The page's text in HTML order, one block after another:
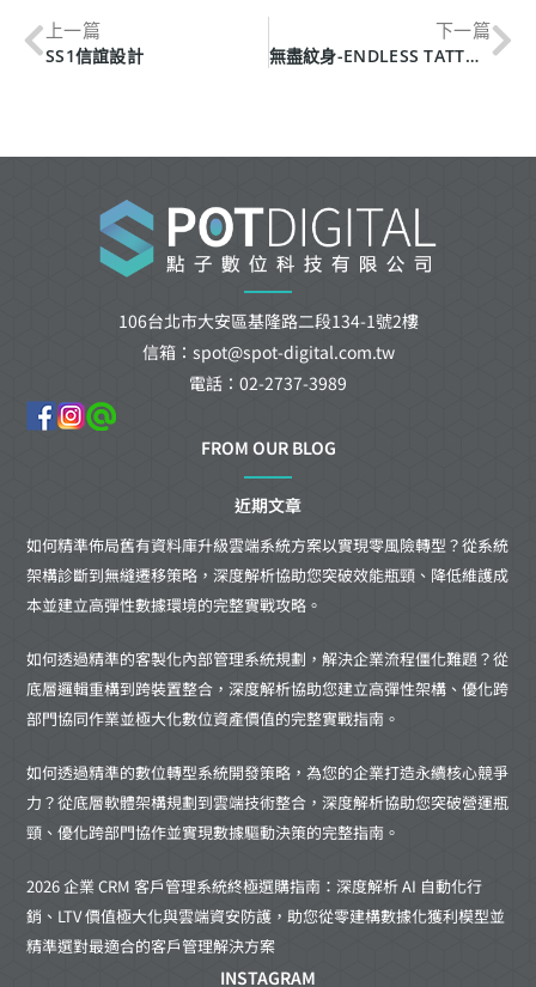
上一篇
SS1信誼設計
下一篇
無盡紋身-ENDLESS TATTOO
106台北市大安區基隆路二段134-1號2樓
信箱：spot@spot-digital.com.tw
電話：02-2737-3989
FROM OUR BLOG
近期文章
如何精準佈局舊有資料庫升級雲端系統方案以實現零風險轉型？從系統
架構診斷到無縫遷移策略，深度解析協助您突破效能瓶頸、降低維護成
本並建立高彈性數據環境的完整實戰攻略。
如何透過精準的客製化內部管理系統規劃，解決企業流程僵化難題？從
底層邏輯重構到跨裝置整合，深度解析協助您建立高彈性架構、優化跨
部門協同作業並極大化數位資產價值的完整實戰指南。
如何透過精準的數位轉型系統開發策略，為您的企業打造永續核心競爭
力？從底層軟體架構規劃到雲端技術整合，深度解析協助您突破營運瓶
頸、優化跨部門協作並實現數據驅動決策的完整指南。
2026 企業 CRM 客戶管理系統終極選購指南：深度解析 AI 自動化行
銷、LTV 價值極大化與雲端資安防護，助您從零建構數據化獲利模型並
精準選對最適合的客戶管理解決方案
INSTAGRAM